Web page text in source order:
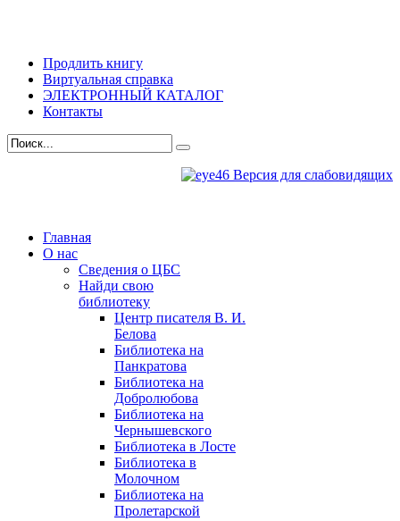
Продлить книгу
Виртуальная справка
ЭЛЕКТРОННЫЙ КАТАЛОГ
Контакты
Версия для слабовидящих
Главная
О нас
Сведения о ЦБС
Найди свою
библиотеку
Центр писателя В. И.
Белова
Библиотека на
Панкратова
Библиотека на
Добролюбова
Библиотека на
Чернышевского
Библиотека в Лосте
Библиотека в
Молочном
Библиотека на
Пролетарской